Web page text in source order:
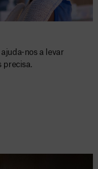
nos a levar
precisa.